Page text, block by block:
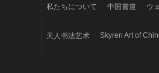
私たちについて 中国書道 ウ
天人书法艺术 Skyren Art of